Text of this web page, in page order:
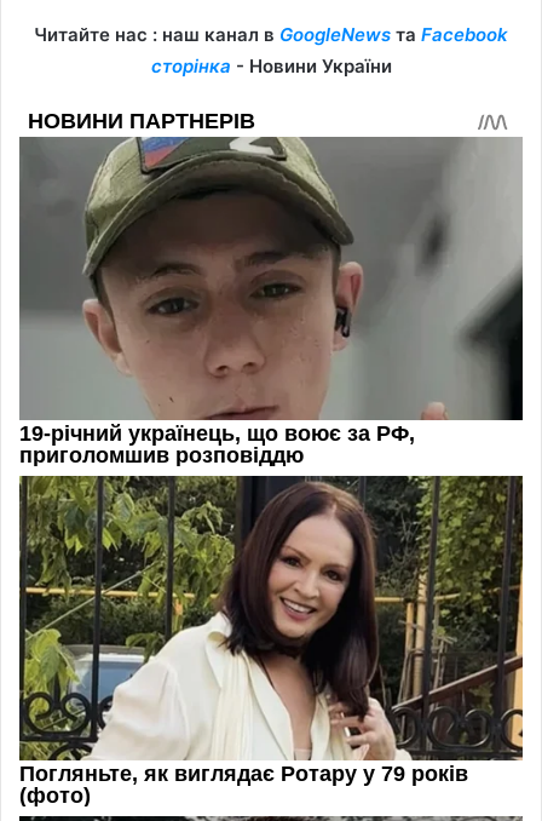
Читайте нас : наш канал в GoogleNews та Facebook
сторінка - Новини України